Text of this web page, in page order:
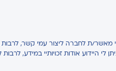
ת לחברה ליצור עמי קשר, לרבות
לי היידוע אודות זכויותיי במידע,